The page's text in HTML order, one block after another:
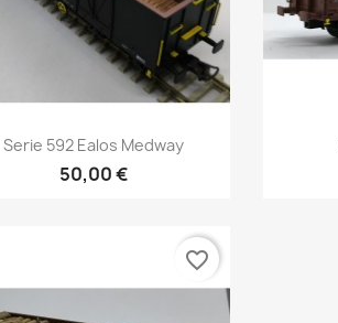
Vista rápida
Serie 592 Ealos Medway
50,00 €
favorite_border